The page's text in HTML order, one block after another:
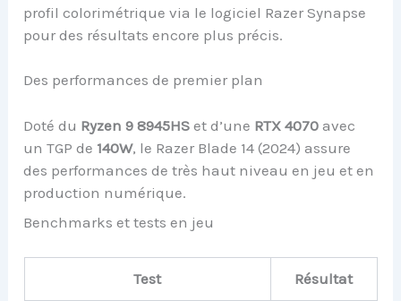
profil colorimétrique via le logiciel Razer Synapse
pour des résultats encore plus précis.
Des performances de premier plan
Doté du Ryzen 9 8945HS et d’une RTX 4070 avec
un TGP de 140W, le Razer Blade 14 (2024) assure
des performances de très haut niveau en jeu et en
production numérique.
Benchmarks et tests en jeu
Test Résultat